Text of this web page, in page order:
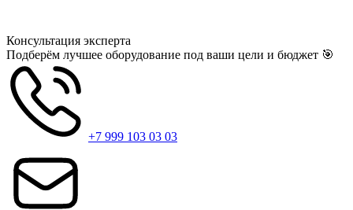
Консультация эксперта
Подберём лучшее оборудование под ваши цели и бюджет 🎯
+7 999 103 03 03